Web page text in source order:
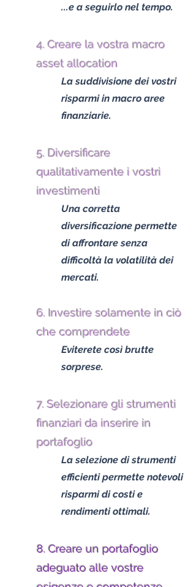
...e a seguirlo nel tempo.
4. Creare la vostra macro
asset allocation
La suddivisione dei vostri
risparmi in macro aree
finanziarie.
5. Diversificare
qualitativamente i vostri
investimenti
Una corretta
diversificazione permette
di affrontare senza
difficoltà la volatilità dei
mercati.
6. Investire solamente in ciò
che comprendete
Eviterete così brutte
sorprese.
7. Selezionare gli strumenti
finanziari da inserire in
portafoglio
La selezione di strumenti
efficienti permette notevoli
risparmi di costi e
rendimenti ottimali.
8. Creare un portafoglio
adeguato alle vostre